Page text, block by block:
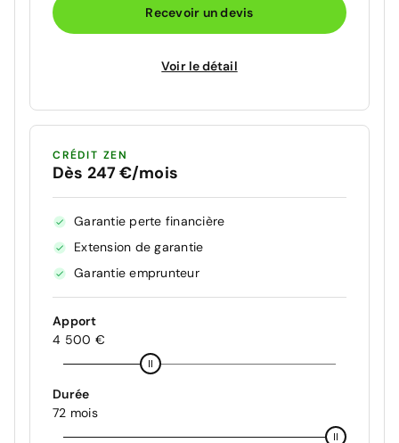
Recevoir un devis
Voir le détail
CRÉDIT ZEN
Dès 247 €/mois
Garantie perte financière
Extension de garantie
Garantie emprunteur
Apport
4 500 €
Durée
72 mois